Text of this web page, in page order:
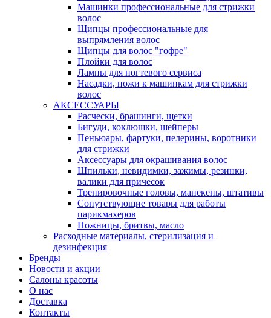
Машинки профессиональные для стрижки
волос
Щипцы профессиональные для
выпрямления волос
Щипцы для волос "гофре"
Плойки для волос
Лампы для ногтевого сервиса
Насадки, ножи к машинкам для стрижки
волос
АКСЕССУАРЫ
Расчески, брашинги, щетки
Бигуди, коклюшки, шейперы
Пеньюары, фартуки, пелерины, воротники
для стрижки
Аксессуары для окрашивания волос
Шпильки, невидимки, зажимы, резинки,
валики для причесок
Тренировочные головы, манекены, штативы
Сопутствующие товары для работы
парикмахеров
Ножницы, бритвы, масло
Расходные материалы, стерилизация и
дезинфекция
Бренды
Новости и акции
Салоны красоты
О нас
Доставка
Контакты